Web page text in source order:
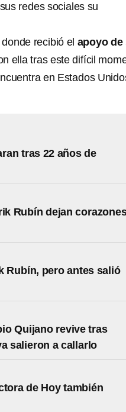
redes sociales su
recibió el apoyo de
ella tras este difícil
en Estados
tras 22 años de
Rubín dejan
Rubín, pero antes salió
Quijano revive tras
salieron a callarlo
de Hoy también